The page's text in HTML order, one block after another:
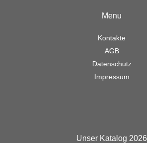
Menu
Kontakte
AGB
Datenschutz
Impressum
Unser Katalog 2026